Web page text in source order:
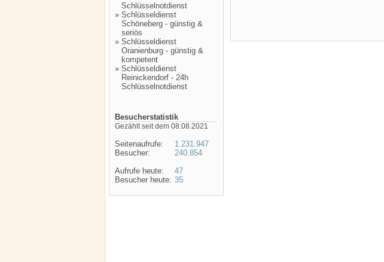
Schlüsselnotdienst
» Schlüsseldienst
Schöneberg - günstig &
seriös
» Schlüsseldienst
Oranienburg - günstig &
kompetent
» Schlüsseldienst
Reinickendorf - 24h
Schlüsselnotdienst
Besucherstatistik
Gezählt seit dem 08.08.2021
Seitenaufrufe:
Besucher:
Aufrufe heute:
Besucher heute:
1.231.947
240.854
47
35